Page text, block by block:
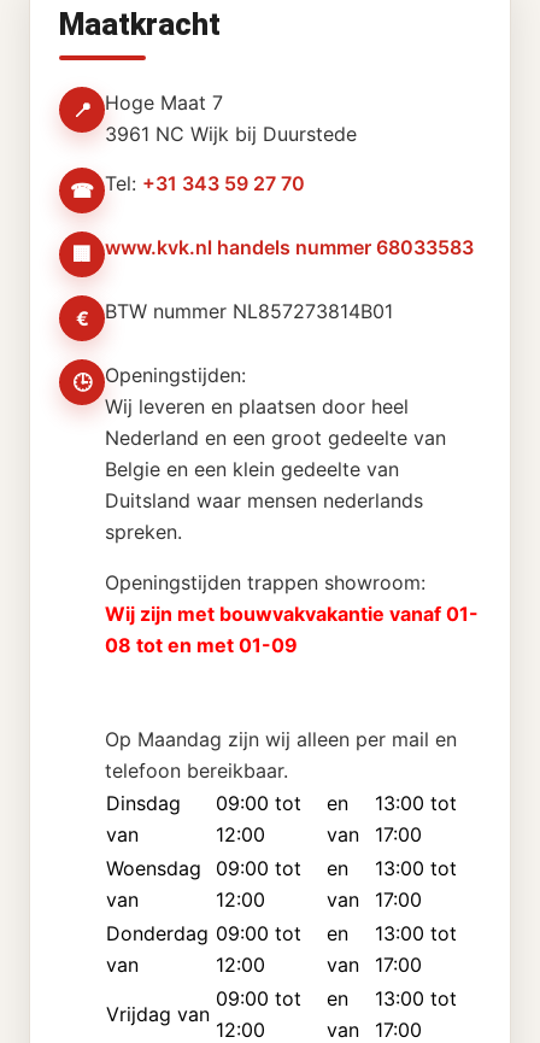
Maatkracht
📍
Hoge Maat 7
3961 NC Wijk bij Duurstede
☎ Tel: +31 343 59 27 70
🏢 www.kvk.nl handels nummer 68033583
€ BTW nummer NL857273814B01
🕒 Openingstijden:
Wij leveren en plaatsen door heel
Nederland en een groot gedeelte van
Belgie en een klein gedeelte van
Duitsland waar mensen nederlands
spreken.
Openingstijden trappen showroom:
Wij zijn met bouwvakvakantie vanaf 01-
08 tot en met 01-09
Op Maandag zijn wij alleen per mail en
telefoon bereikbaar.
Dinsdag
van
09:00 tot
12:00
en
van
13:00 tot
17:00
Woensdag
van
09:00 tot
12:00
en
van
13:00 tot
17:00
Donderdag
van
09:00 tot
12:00
en
van
13:00 tot
17:00
Vrijdag van
09:00 tot
12:00
en
van
13:00 tot
17:00